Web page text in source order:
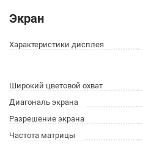
Экран
Характеристики дисплея
Широкий цветовой охват
Диагональ экрана
Разрешение экрана
Частота матрицы